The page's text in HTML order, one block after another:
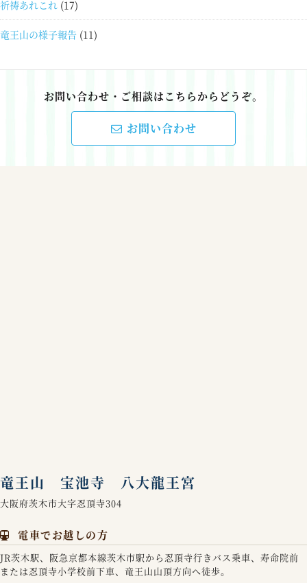
祈祷あれこれ (17)
竜王山の様子報告 (11)
お問い合わせ・ご相談はこちらからどうぞ。
お問い合わせ
竜王山 宝池寺 八大龍王宮
大阪府茨木市大字忍頂寺304
電車でお越しの方
JR茨木駅、阪急京都本線茨木市駅から忍頂寺行きバス乗車、寿命院前
または忍頂寺小学校前下車、竜王山山頂方向へ徒歩。